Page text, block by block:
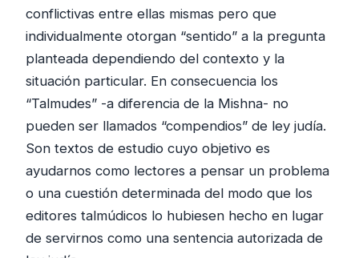
conflictivas entre ellas mismas pero que
individualmente otorgan “sentido” a la pregunta
planteada dependiendo del contexto y la
situación particular. En consecuencia los
“Talmudes” -a diferencia de la Mishna- no
pueden ser llamados “compendios” de ley judía.
Son textos de estudio cuyo objetivo es
ayudarnos como lectores a pensar un problema
o una cuestión determinada del modo que los
editores talmúdicos lo hubiesen hecho en lugar
de servirnos como una sentencia autorizada de